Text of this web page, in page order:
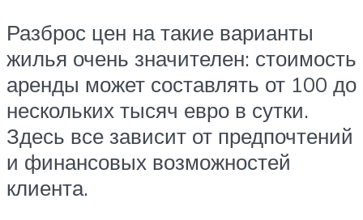
Разброс цен на такие варианты
жилья очень значителен: стоимость
аренды может составлять от 100 до
нескольких тысяч евро в сутки.
Здесь все зависит от предпочтений
и финансовых возможностей
клиента.